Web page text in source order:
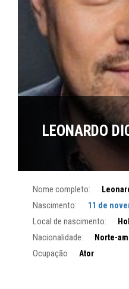
LEONARDO
Nome completo:
Nascimento: 11 de
Local de nascimento:
Nacionalidade: Norte-
Ocupação Ator